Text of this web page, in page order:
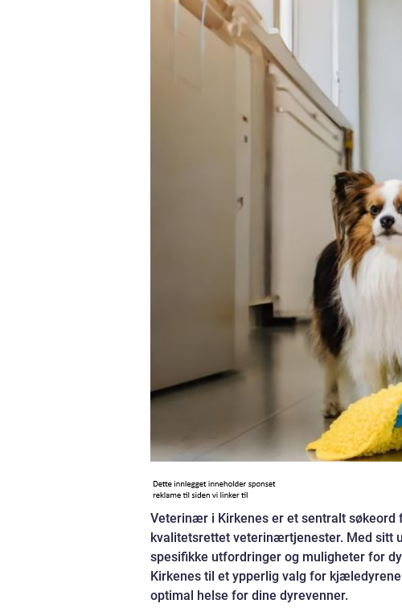
Veterinær i Kirkenes er et sentralt søkeord
kvalitetsrettet veterinærtjenester. Med sitt
spesifikke utfordringer og muligheter for
Kirkenes til et ypperlig valg for
optimal helse for dine dyrevenner.